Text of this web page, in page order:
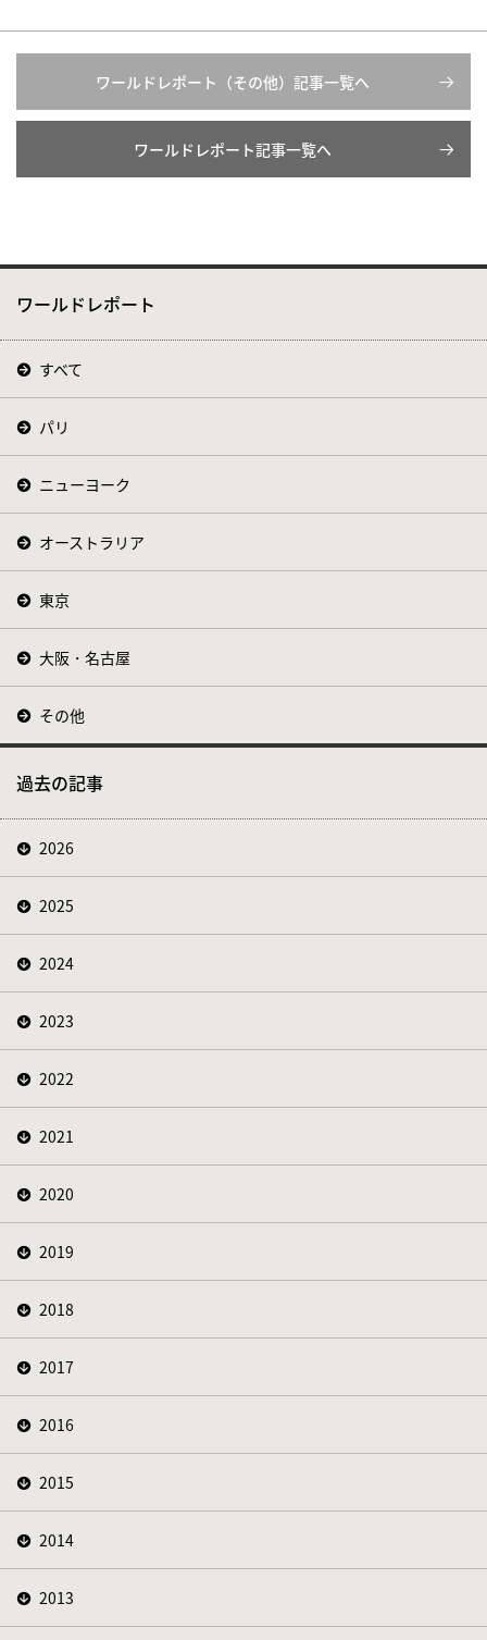
ワールドレポート（その他）記事一覧へ
ワールドレポート記事一覧へ
ワールドレポート
すべて
パリ
ニューヨーク
オーストラリア
東京
大阪・名古屋
その他
過去の記事
2026
2025
2024
2023
2022
2021
2020
2019
2018
2017
2016
2015
2014
2013